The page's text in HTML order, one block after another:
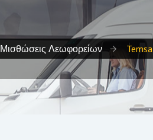
Μισθώσεις Λεωφορείων